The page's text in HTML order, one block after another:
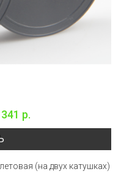
341 р.
(на двух катушках)